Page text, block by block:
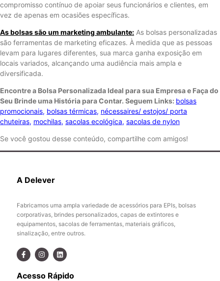
compromisso contínuo de apoiar seus funcionários e clientes, em
vez de apenas em ocasiões específicas.
As bolsas são um marketing ambulante: As bolsas personalizadas
são ferramentas de marketing eficazes. À medida que as pessoas
levam para lugares diferentes, sua marca ganha exposição em
locais variados, alcançando uma audiência mais ampla e
diversificada.
Encontre a Bolsa Personalizada Ideal para sua Empresa e Faça do
Seu Brinde uma História para Contar. Seguem Links: bolsas
promocionais, bolsas térmicas, nécessaires/ estojos/ porta
chuteiras, mochilas, sacolas ecológica, sacolas de nylon
Se você gostou desse conteúdo, compartilhe com amigos!
A Delever
Fabricamos uma ampla variedade de acessórios para EPIs, bolsas
corporativas, brindes personalizados, capas de extintores e
equipamentos, sacolas de ferramentas, materiais gráficos,
sinalização, entre outros.
Acesso Rápido